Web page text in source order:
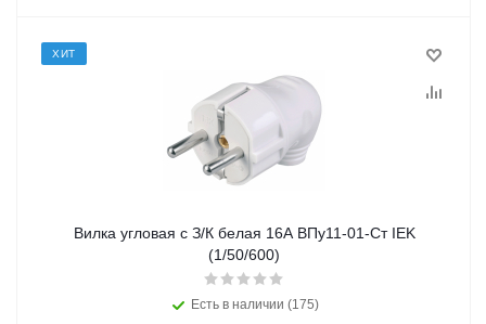
ХИТ
Вилка угловая с З/К белая 16А ВПу11-01-Ст IEK
(1/50/600)
Есть в наличии (175)